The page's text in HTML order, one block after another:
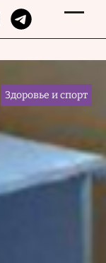
Здоровье и спорт